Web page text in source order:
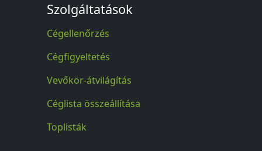
Szolgáltatások
Cégellenőrzés
Cégfigyeltetés
Vevőkör-átvilágítás
Céglista összeállítása
Toplisták